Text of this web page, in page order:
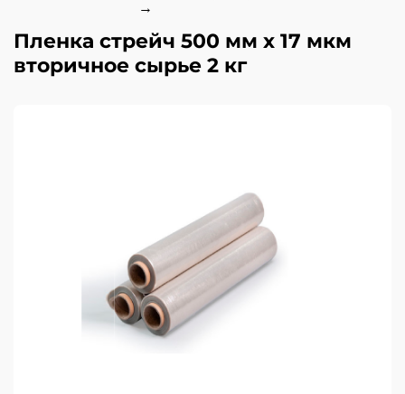
Пленка стрейч 500 мм х 17 мкм
вторичное сырье 2 кг